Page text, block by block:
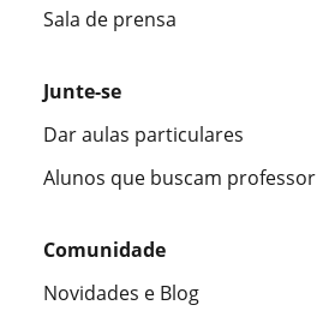
Sala de prensa
Junte-se
Dar aulas particulares
Alunos que buscam professor
Comunidade
Novidades e Blog